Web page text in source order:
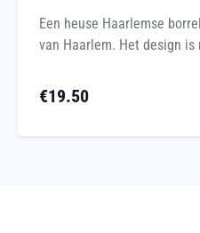
Een heuse Haarlemse
van Haarlem. Het design is
€19.50